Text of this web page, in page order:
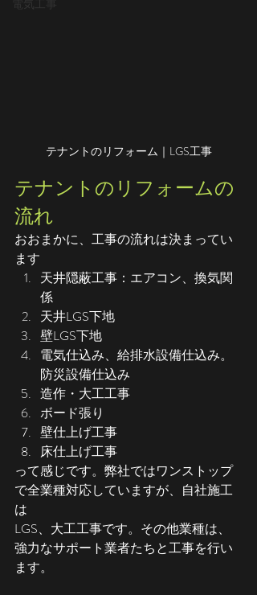
電気工事
テナントのリフォーム｜LGS工事
テナントのリフォームの
流れ
おおまかに、工事の流れは決まってい
ます
天井隠蔽工事：エアコン、換気関
係
天井LGS下地
壁LGS下地
電気仕込み、給排水設備仕込み。
防災設備仕込み
造作・大工工事
ボード張り
壁仕上げ工事
床仕上げ工事
って感じです。弊社ではワンストップ
で全業種対応していますが、自社施工
は
LGS、大工工事です。その他業種は、
強力なサポート業者たちと工事を行い
ます。